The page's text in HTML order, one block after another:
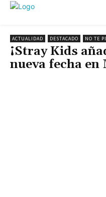
ACTUALIDAD DESTACADO NO TE
¡Stray Kids
nueva fecha